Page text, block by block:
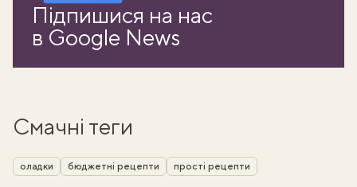
Підпишися на нас
в Google News
Смачні теги
оладки бюджетні рецепти прості рецепти